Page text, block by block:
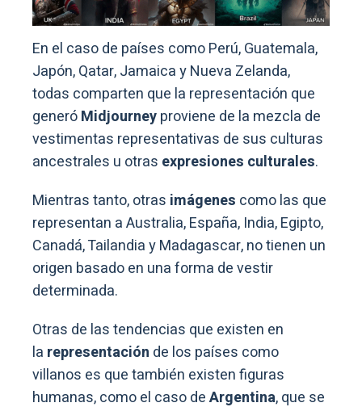
En el caso de países como Perú, Guatemala,
Japón, Qatar, Jamaica y Nueva Zelanda,
todas comparten que la representación que
generóMidjourneyproviene de la mezcla de
vestimentas representativas de sus culturas
ancestrales u otras expresiones culturales.
Mientras tanto, otras imágenes como las que
representan a Australia, España, India, Egipto,
Canadá, Tailandia y Madagascar, no tienen un
origen basado en una forma de vestir
determinada.
Otras de las tendencias que existen en
la representación de los países como
villanos es que también existen figuras
humanas, como el caso deArgentina, que se